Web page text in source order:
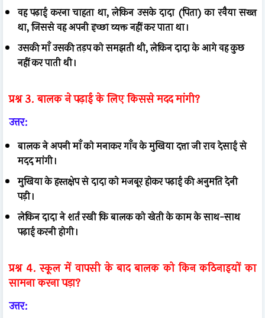
वह पढ़ाई करना चाहता था, लेकिन उसके दादा (पिता) का रवैया सख्त
था, जिससे वह अपनी इच्छा व्यक्त नहीं कर पाता था।
उसकी माँ उसकी तड़प को समझती थी, लेकिन दादा के आगे वह कुछ
नहीं कर पाती थी।
प्रश्न 3. बालक ने पढ़ाई के लिए किससे मदद मांगी?
उत्तर:
बालक ने अपनी माँ को मनाकर गाँव के मुखिया दत्ता जी राव देसाई से
मदद मांगी।
मुखिया के हस्तक्षेप से दादा को मजबूर होकर पढ़ाई की अनुमति देनी
पड़ी।
लेकिन दादा ने शर्त रखी कि बालक को खेती के काम के साथ-साथ
पढ़ाई करनी होगी।
प्रश्न 4. स्कूल में वापसी के बाद बालक को किन कठिनाइयों का
सामना करना पड़ा?
उत्तर: